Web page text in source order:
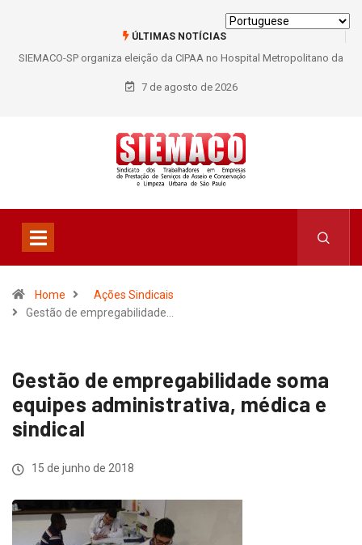
ÚLTIMAS NOTÍCIAS
SIEMACO-SP organiza eleição da CIPAA no Hospital Metropolitano da
Lapa e fortalece participação dos trabalhadores
7 de agosto de 2026
Home
Ações Sindicais
Gestão de empregabilidade…
Gestão de empregabilidade soma
equipes administrativa, médica e
sindical
15 de junho de 2018